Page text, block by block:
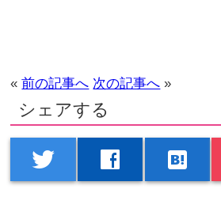
«前の記事へ 次の記事へ »
シェアする
twitter facebook hatenabookmark